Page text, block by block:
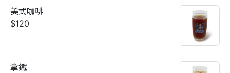
美式咖啡
$120
拿鐵